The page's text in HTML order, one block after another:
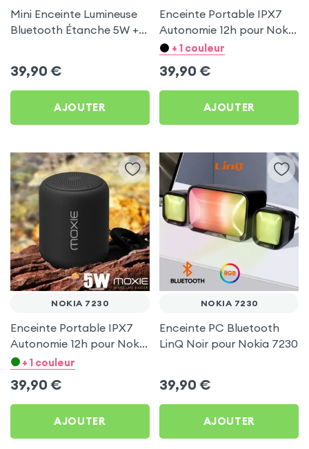
Mini Enceinte Lumineuse
Bluetooth Étanche 5W +
39,90 €
AJOUTER
Enceinte Portable IPX7
Autonomie 12h pour Nokia
7230+ 1 couleur
39,90 €
AJOUTER
NOKIA 7230
Enceinte Portable IPX7
Autonomie 12h pour Nokia
7230+ 1 couleur
39,90 €
AJOUTER
NOKIA 7230
Enceinte PC Bluetooth
LinQ Noir pour Nokia 7230
39,90 €
AJOUTER